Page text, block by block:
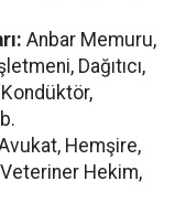
Anbar Memuru,
Dağıtıcı,
Hemşire,
Hekim,